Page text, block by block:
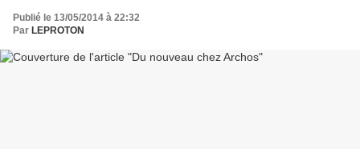
Publié le 13/05/2014 à 22:32
Par LEPROTON